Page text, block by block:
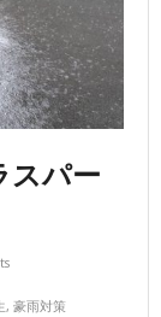
スパー
, 豪雨対策